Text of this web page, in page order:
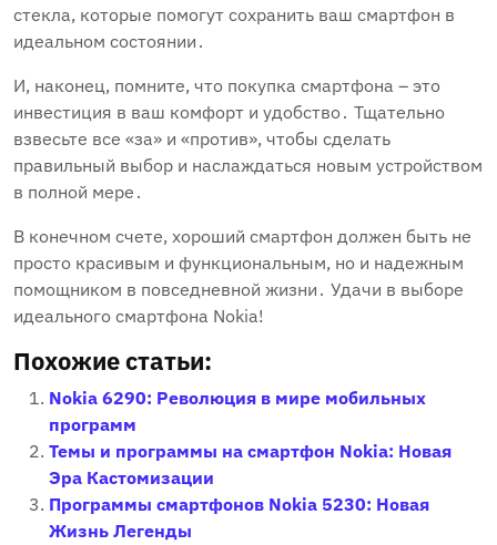
стекла, которые помогут сохранить ваш смартфон в
идеальном состоянии․
И, наконец, помните, что покупка смартфона – это
инвестиция в ваш комфорт и удобство․ Тщательно
взвесьте все «за» и «против», чтобы сделать
правильный выбор и наслаждаться новым устройством
в полной мере․
В конечном счете, хороший смартфон должен быть не
просто красивым и функциональным, но и надежным
помощником в повседневной жизни․ Удачи в выборе
идеального смартфона Nokia!
Похожие статьи:
Nokia 6290: Революция в мире мобильных
программ
Темы и программы на смартфон Nokia: Новая
Эра Кастомизации
Программы смартфонов Nokia 5230: Новая
Жизнь Легенды